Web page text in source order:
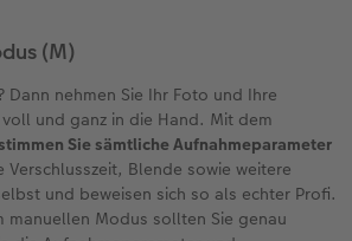
(M)
Dann nehmen Sie Ihr Foto und Ihre
und ganz in die Hand. Mit dem
Sie sämtliche Aufnahmeparameter
Verschlusszeit, Blende sowie weitere
und beweisen sich so als echter Profi.
manuellen Modus sollten Sie genau